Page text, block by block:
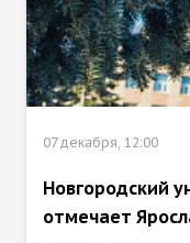
07 декабря, 12:00
Новгородский
отмечает